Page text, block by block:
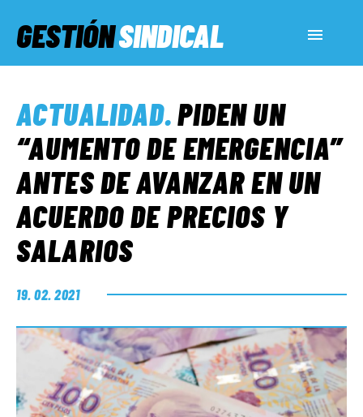
GESTIÓNSINDICAL
SERVICIOS SOCIALES
INFORMES ESPECIALES
FUERA DE MEGÁFONO
EL LADO «G»
ACTUALIDAD.PIDEN UN
“AUMENTO DE EMERGENCIA”
ANTES DE AVANZAR EN UN
ACUERDO DE PRECIOS Y
SALARIOS
19. 02. 2021